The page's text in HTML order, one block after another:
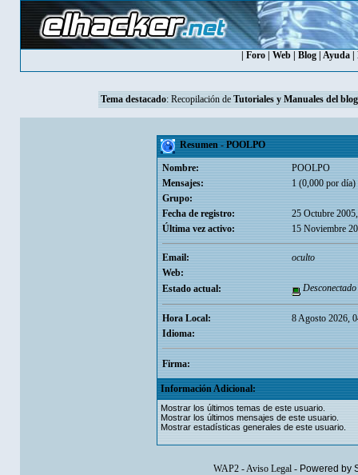
Foro| Web| Blog| Ayuda|
Tema destacado: Recopilación de Tutoriales y Manuales del blog
Resumen - POOLPO
Nombre:
POOLPO
Mensajes:
1 (0,000 por día)
Grupo:
Fecha de registro:
25 Octubre
Última vez activo:
15 Noviembre
Email:
oculto
Web:
Estado actual:
Desconectado
Hora Local:
8 Agosto 2026,
Idioma:
Firma:
Información Adicional:
Mostrar los últimos temas de este usuario.
Mostrar los últimos mensajes de este usuario.
Mostrar estadísticas generales de este usuario.
WAP2-Aviso Legal- Powered by